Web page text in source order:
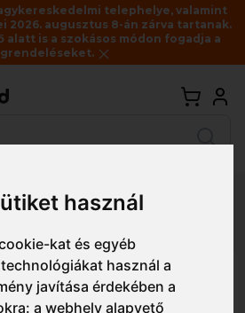
használ
kat és egyéb
használ a
javítása érdekében a
a webhely alapvető
telephelye, valamint
2026. augusztus 8-án zárva tartanak.
alatt is a szokásos módon fogadja a
Egyszerű nézet
Cool női kabát